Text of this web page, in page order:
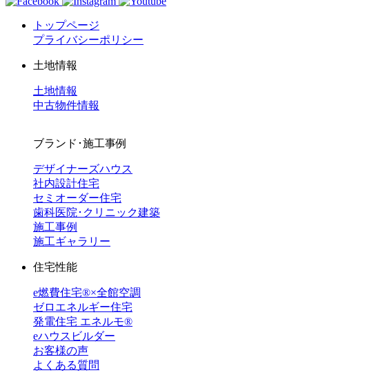
トップページ
プライバシーポリシー
土地情報
土地情報
中古物件情報
ブランド･施工事例
デザイナーズハウス
社内設計住宅
セミオーダー住宅
歯科医院･クリニック建築
施工事例
施工ギャラリー
住宅性能
e燃費住宅®︎×全館空調
ゼロエネルギー住宅
発電住宅 エネルモ®
eハウスビルダー
お客様の声
よくある質問